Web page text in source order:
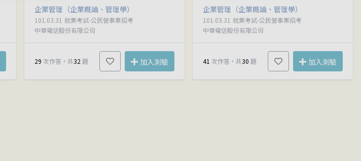
企業管理（企業概論、管理學）
101.03.31 就業考試-公民營事業招考
中華電信股份有限公司
29 次作答，共32 題 加入測驗
企業管理（企業概論、管理學）
101.03.31 就業考試-公民營事業招考
中華電信股份有限公司
41 次作答，共30 題 加入測驗